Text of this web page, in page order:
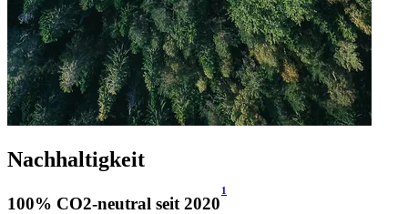
Nachhaltigkeit
100% CO2-neutral seit 2020
1